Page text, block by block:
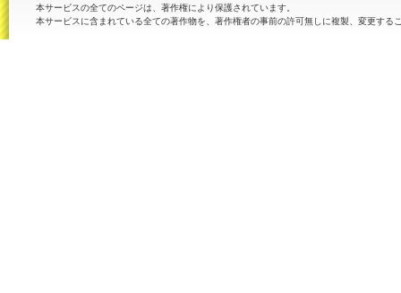
本サービスの全てのページは、著作権により保護されています。
本サービスに含まれている全ての著作物を、著作権者の事前の許可無しに複製、変更する